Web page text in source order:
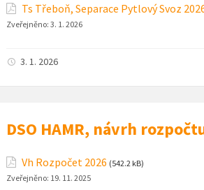
Ts Třeboň, Separace Pytlový Svoz
Zveřejněno: 3. 1. 2026
3. 1. 2026
DSO HAMR, návrh
Vh Rozpočet 2026 (542.2 kB)
Zveřejněno: 19. 11. 2025